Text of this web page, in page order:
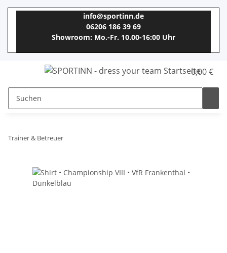
info@sportinn.de
06206 186 39 69
Showroom: Mo.-Fr. 10.00-16:00 Uhr
0,00 €
Trainer & Betreuer